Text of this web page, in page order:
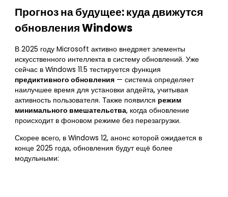
Прогноз на будущее: куда движутся
обновления Windows
В 2025 году Microsoft активно внедряет элементы
искусственного интеллекта в систему обновлений. Уже
сейчас в Windows 11.5 тестируется функция
предиктивного обновления — система определяет
наилучшее время для установки апдейта, учитывая
активность пользователя. Также появился режим
минимального вмешательства, когда обновление
происходит в фоновом режиме без перезагрузки.
Скорее всего, в Windows 12, анонс которой ожидается в
конце 2025 года, обновления будут ещё более
модульными: